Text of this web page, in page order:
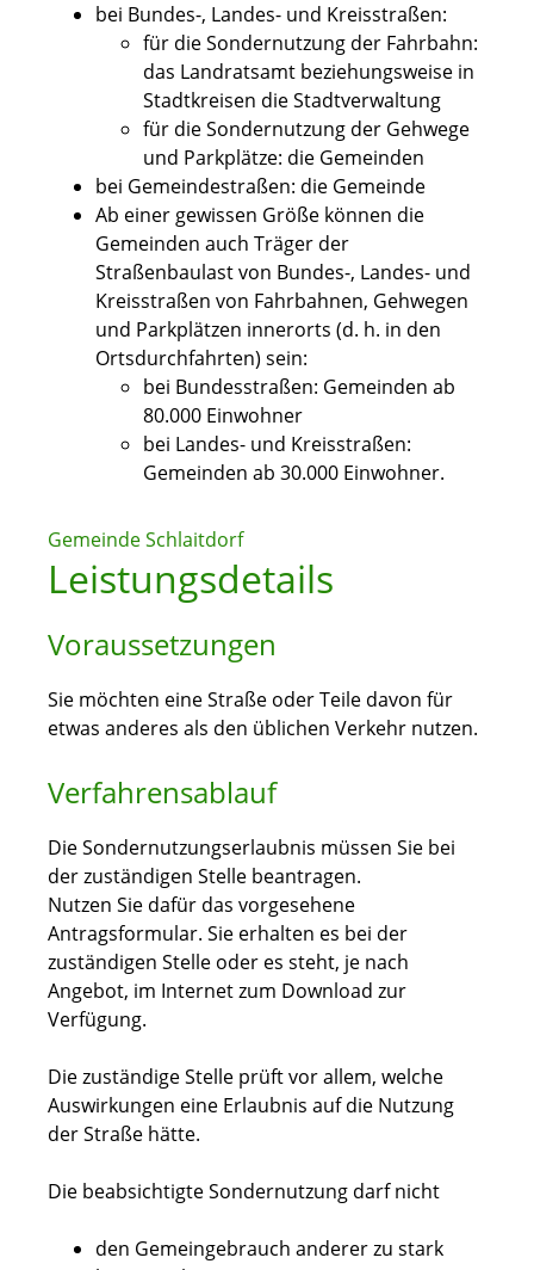
bei Bundes-, Landes- und Kreisstraßen:
für die Sondernutzung der Fahrbahn:
das Landratsamt beziehungsweise in
Stadtkreisen die Stadtverwaltung
für die Sondernutzung der Gehwege
und Parkplätze: die Gemeinden
bei Gemeindestraßen: die Gemeinde
Ab einer gewissen Größe können die
Gemeinden auch Träger der
Straßenbaulast von Bundes-, Landes- und
Kreisstraßen von Fahrbahnen, Gehwegen
und Parkplätzen innerorts (d. h. in den
Ortsdurchfahrten) sein:
bei Bundesstraßen: Gemeinden ab
80.000 Einwohner
bei Landes- und Kreisstraßen:
Gemeinden ab 30.000 Einwohner.
Gemeinde Schlaitdorf
Leistungsdetails
Voraussetzungen
Sie möchten eine Straße oder Teile davon für
etwas anderes als den üblichen Verkehr nutzen.
Verfahrensablauf
Die Sondernutzungserlaubnis müssen Sie bei
der zuständigen Stelle beantragen.
Nutzen Sie dafür das vorgesehene
Antragsformular. Sie erhalten es bei der
zuständigen Stelle oder es steht, je nach
Angebot, im Internet zum Download zur
Verfügung.
Die zuständige Stelle prüft vor allem, welche
Auswirkungen eine Erlaubnis auf die Nutzung
der Straße hätte.
Die beabsichtigte Sondernutzung darf nicht
den Gemeingebrauch anderer zu stark